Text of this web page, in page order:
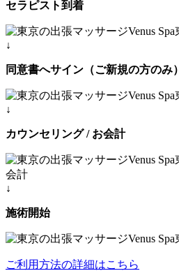
セラピスト到着
↓
同意書へサイン（ご新規の方のみ）
↓
カウンセリング / お会計
↓
施術開始
ご利用方法の詳細はこちら